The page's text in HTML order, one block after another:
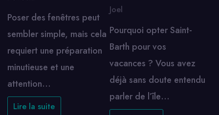
Poser des fenêtres peut
sembler simple, mais cela
requiert une préparation
minutieuse et une
attention…
Lire la suite
Joel
Pourquoi opter Saint-
Barth pour vos
vacances ? Vous avez
déjà sans doute entendu
parler de l’île…